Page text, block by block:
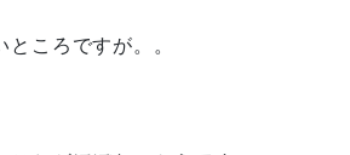
ころですが。。